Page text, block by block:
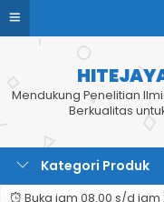
Mendukung Penelitian
Berkualitas
Kategori Produk
Buka jam 08.00 s/d jam